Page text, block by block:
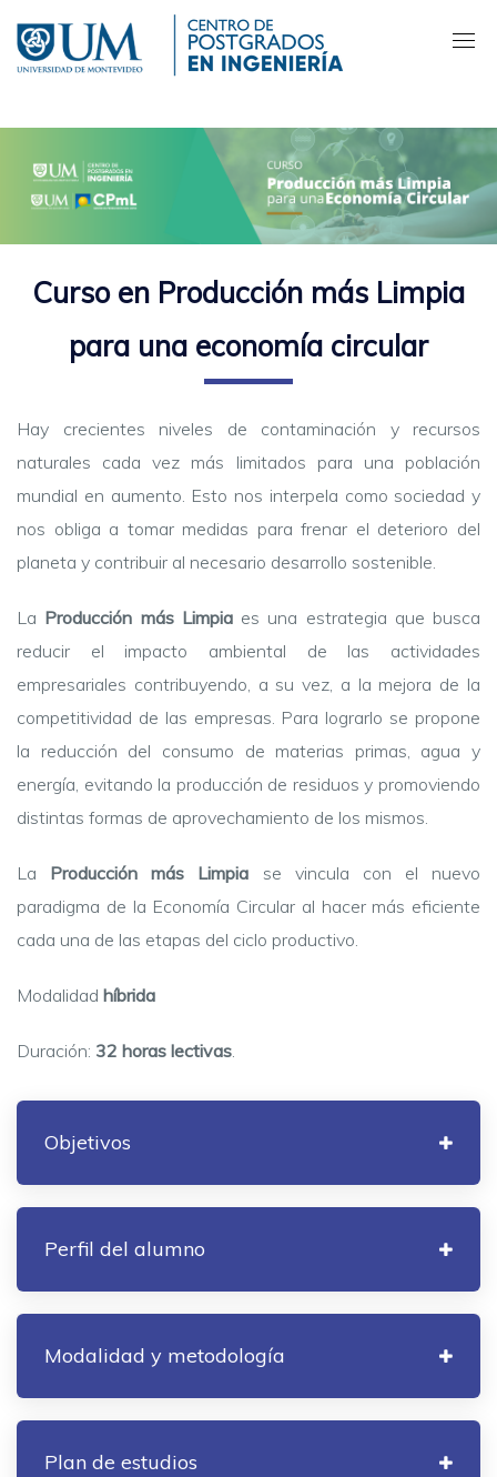
contenido
principal
Curso en Producción más Limpia
para una economía circular
Hay crecientes niveles de contaminación y recursos
naturales cada vez más limitados para una población
mundial en aumento. Esto nos interpela como sociedad y
nos obliga a tomar medidas para frenar el deterioro del
planeta y contribuir al necesario desarrollo sostenible.
La Producción más Limpiaes una estrategia que busca
reducir el impacto ambiental de las actividades
empresariales contribuyendo, a su vez, a la mejora de la
competitividad de las empresas. Para lograrlo se propone
la reducción del consumo de materias primas, agua y
energía, evitando la producción de residuos y promoviendo
distintas formas de aprovechamiento de los mismos.
La Producción más Limpia se vincula con el nuevo
paradigma de la Economía Circular al hacer más eficiente
cada una de las etapas del ciclo productivo.
Modalidad híbrida
Duración: 32 horas lectivas.
Objetivos
Perfil del alumno
Modalidad y metodología
Plan de estudios